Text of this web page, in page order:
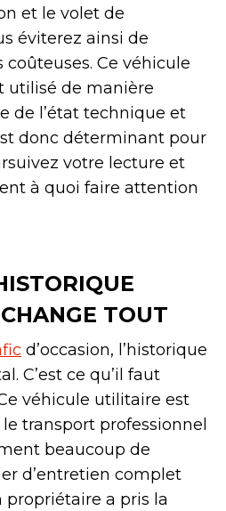
et le volet de
éviterez ainsi de
coûteuses. Ce véhicule
utilisé de manière
de l’état technique et
donc déterminant pour
votre lecture et
à quoi faire attention
TOUT
d’occasion, l’historique
C’est ce qu’il faut
véhicule utilitaire est
transport professionnel
beaucoup de
d’entretien complet
propriétaire a pris la